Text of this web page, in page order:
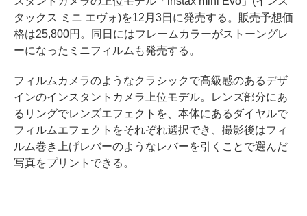
タックス ミニ エヴォ)を12月3日に発売する。販売予想価
格は25,800円。同日にはフレームカラーがストーングレ
ーになったミニフィルムも発売する。
フィルムカメラのようなクラシックで高級感のあるデザ
インのインスタントカメラ上位モデル。レンズ部分にあ
るリングでレンズエフェクトを、本体にあるダイヤルで
フィルムエフェクトをそれぞれ選択でき、撮影後はフィ
ルム巻き上げレバーのようなレバーを引くことで選んだ
写真をプリントできる。